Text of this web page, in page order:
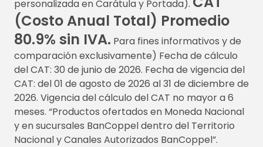
personalizada en Carátula y Portada).
(Costo Anual Total) Promedio
80.9% sin IVA. Para fines informativos y de
comparación exclusivamente) Fecha de cálculo
del CAT: 30 de junio de 2026. Fecha de vigencia del
CAT: del 01 de agosto de 2026 al 31 de diciembre de
2026. Vigencia del cálculo del CAT no mayor a 6
meses. “Productos ofertados en Moneda Nacional
y en sucursales BanCoppel dentro del Territorio
Nacional y Canales Autorizados BanCoppel”.